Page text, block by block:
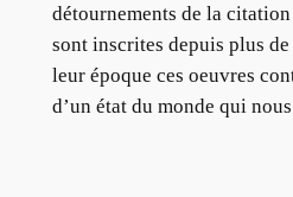
détournements de la
sont inscrites depuis plus
leur époque ces oeuvres
d’un état du monde qui